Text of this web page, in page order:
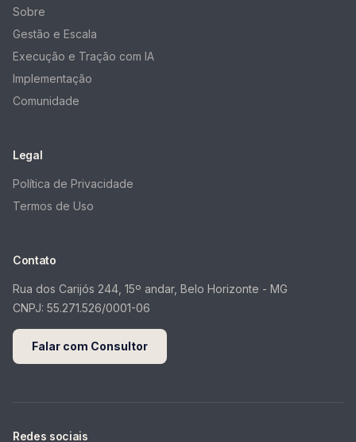
Sobre
Gestão e Escala
Execução e Tração com IA
Implementação
Comunidade
Legal
Política de Privacidade
Termos de Uso
Contato
Rua dos Carijós 244, 15º andar, Belo Horizonte - MG
CNPJ: 55.271.526/0001-06
Falar com Consultor
Redes sociais